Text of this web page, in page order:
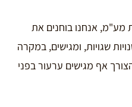
מע"מ, אנחנו בוחנים את
שגויות, ומגישים, במקרה
אף מגישים ערעור בפני